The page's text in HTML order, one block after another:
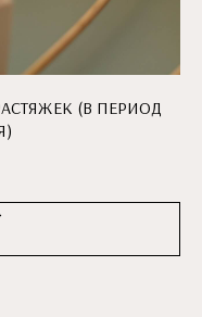
(В ПЕРИОД